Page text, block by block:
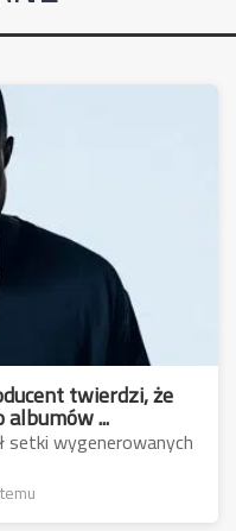
twierdzi, że
pracował nad AI do albumów ...
wygenerowanych